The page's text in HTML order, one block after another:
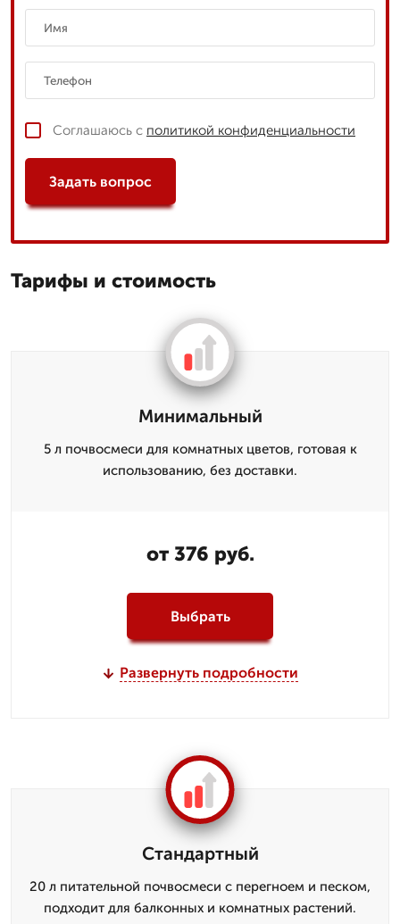
Соглашаюсь с политикой конфиденциальности
Задать вопрос
Тарифы и стоимость
Минимальный
5 л почвосмеси для комнатных цветов, готовая к
использованию, без доставки.
от 376 руб.
Выбрать
Развернуть подробности
Стандартный
20 л питательной почвосмеси с перегноем и песком,
подходит для балконных и комнатных растений.